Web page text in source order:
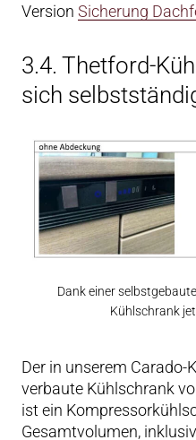
Version Sicherung
3.4. Thetford-
sich
Dank einer
Kühlschrank
Der in unserem Carado-
verbaute Kühlschrank
ist ein
Gesamtvolumen,